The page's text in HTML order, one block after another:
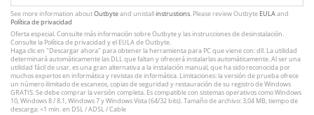
See more information aboutOutbyteand unistallinstrustions. Please review Outbyte EULAand
Política de privacidad
Oferta especial. Consulte más información sobreOutbytey las instruccionesde desinstalación.
Consultela Política de privacidad y el EULAde Outbyte.
Haga clic en "Descargar ahora" para obtener la herramienta para PC que viene con: dll. La utilidad
determinará automáticamente las DLL que faltan y ofrecerá instalarlas automáticamente. Al ser una
utilidad fácil de usar, es una gran alternativa a la instalación manual, que ha sido reconocida por
muchos expertos en informática y revistas de informática. Limitaciones: la versión de prueba ofrece
un número ilimitado de escaneos, copias de seguridad y restauración de su registro de Windows
GRATIS. Se debe comprar la versión completa. Es compatible con sistemas operativos como Windows
10, Windows 8 / 8.1, Windows 7 y Windows Vista (64/32 bits). Tamaño de archivo: 3,04 MB, tiempo de
descarga: <1 min. en DSL / ADSL / Cable